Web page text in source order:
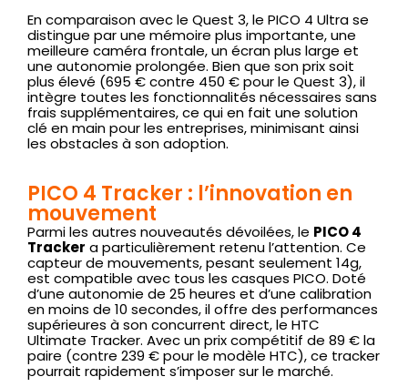
En comparaison avec le Quest 3, le PICO 4 Ultra se
distingue par une mémoire plus importante, une
meilleure caméra frontale, un écran plus large et
une autonomie prolongée. Bien que son prix soit
plus élevé (695 € contre 450 € pour le Quest 3), il
intègre toutes les fonctionnalités nécessaires sans
frais supplémentaires, ce qui en fait une solution
clé en main pour les entreprises, minimisant ainsi
les obstacles à son adoption.
PICO 4 Tracker : l’innovation en
mouvement
Parmi les autres nouveautés dévoilées, le PICO 4
Tracker a particulièrement retenu l’attention. Ce
capteur de mouvements, pesant seulement 14g,
est compatible avec tous les casques PICO. Doté
d’une autonomie de 25 heures et d’une calibration
en moins de 10 secondes, il offre des performances
supérieures à son concurrent direct, le HTC
Ultimate Tracker. Avec un prix compétitif de 89 € la
paire (contre 239 € pour le modèle HTC), ce tracker
pourrait rapidement s’imposer sur le marché.